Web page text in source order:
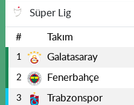
Süper Lig
# Takım
1 Galatasaray
2 Fenerbahçe
3 Trabzonspor